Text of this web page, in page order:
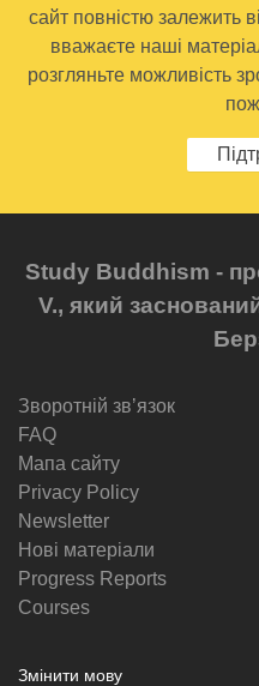
сайт повністю залежить
вважаєте наші
розгляньте можливість
Study Buddhism -
V., який
Зворотній звʼязок
FAQ
Мапа сайту
Privacy Policy
Newsletter
Нові матеріали
Progress Reports
Courses
Змінити мову